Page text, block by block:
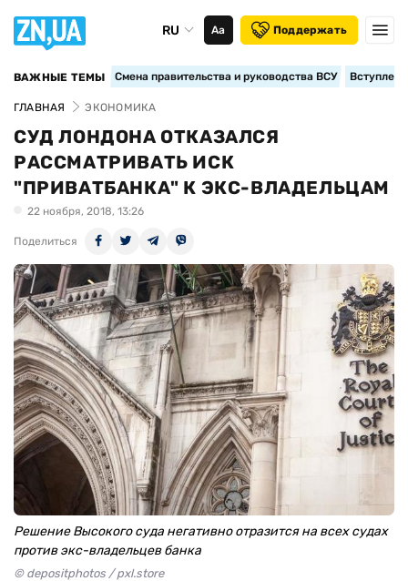
RU Аа Поддержать
ВАЖНЫЕ ТЕМЫ Смена правительства и руководства ВСУ
ГЛАВНАЯ ЭКОНОМИКА
СУД ЛОНДОНА ОТКАЗАЛСЯ
РАССМАТРИВАТЬ ИСК
"ПРИВАТБАНКА" К ЭКС-ВЛАДЕЛЬЦАМ
22 ноября, 2018, 13:26
Поделиться
Решение Высокого суда негативно отразится на всех судах
против экс-владельцев банка
© depositphotos / pxl.store